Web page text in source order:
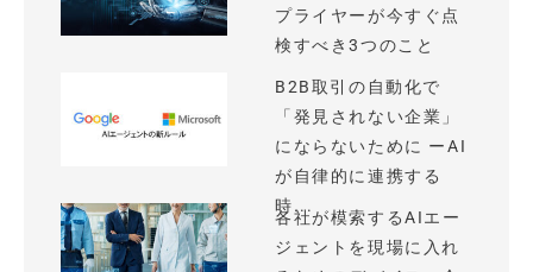
プライヤーが今すぐ点
検すべき3つのこと
B2B取引の自動化で
「発見されない企業」
にならないために ーAI
が自律的に連携する
時...
各社が模索するAIエー
ジェントを現場に入れ